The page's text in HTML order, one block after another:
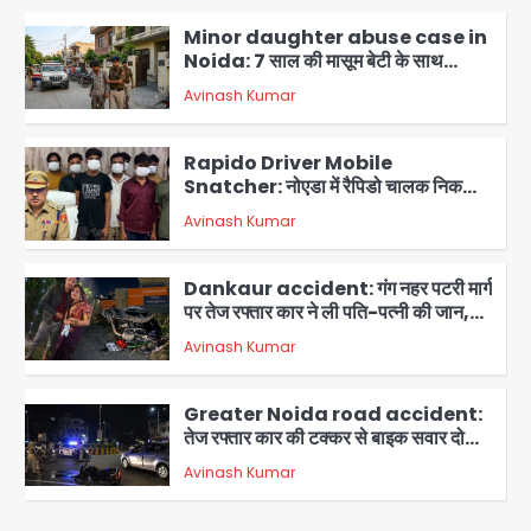
पहुंचीं
2
Minor daughter abuse case in
Noida: 7 साल की मासूम बेटी के साथ
अश्लील हरकत करने वाले पिता को मां ने रंगेहाथ
पकड़ा, पुलिस ने किया गिरफ्तार
Avinash Kumar
3
Rapido Driver Mobile
Snatcher: नोएडा में रैपिडो चालक निकला
मोबाइल स्नैचर गैंग का मास्टरमाइंड, जीरा-बॉल
बेचने वालों को बेचता था चोरी के फोन; 8
गिरफ्तार, 98 मोबाइल और 450 पार्ट्स बरामद
Avinash Kumar
4
Dankaur accident: गंग नहर पटरी मार्ग
पर तेज रफ्तार कार ने ली पति-पत्नी की जान,
गांव में मातम
Avinash Kumar
5
Greater Noida road accident:
तेज रफ्तार कार की टक्कर से बाइक सवार दो
युवकों की मौत, परिवारों में मातम
Avinash Kumar